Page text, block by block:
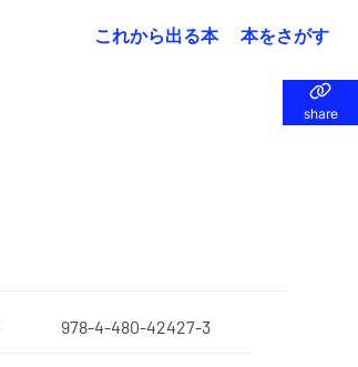
これから出る本 本をさがす
share
share
978-4-480-42427-3